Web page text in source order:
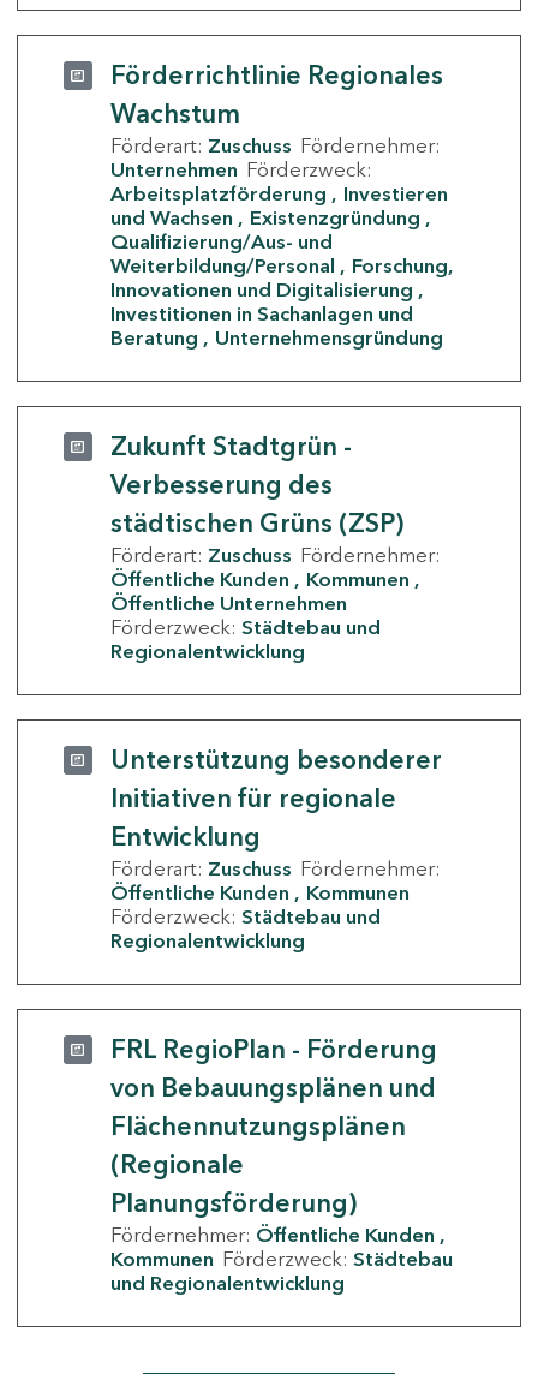
Förderrichtlinie Regionales
Wachstum
Förderart: Zuschuss Fördernehmer:
Unternehmen Förderzweck:
Arbeitsplatzförderung
Investieren
und Wachsen
Existenzgründung
Qualifizierung/Aus- und
Weiterbildung/Personal
Forschung,
Innovationen und Digitalisierung
Investitionen in Sachanlagen und
Beratung
Unternehmensgründung
Zukunft Stadtgrün -
Verbesserung des
städtischen Grüns (ZSP)
Förderart: Zuschuss Fördernehmer:
Öffentliche Kunden
Kommunen
Öffentliche Unternehmen
Förderzweck: Städtebau und
Regionalentwicklung
Unterstützung besonderer
Initiativen für regionale
Entwicklung
Förderart: Zuschuss Fördernehmer:
Öffentliche Kunden
Kommunen
Förderzweck: Städtebau und
Regionalentwicklung
FRL RegioPlan - Förderung
von Bebauungsplänen und
Flächennutzungsplänen
(Regionale
Planungsförderung)
Fördernehmer: Öffentliche Kunden
Kommunen Förderzweck: Städtebau
und Regionalentwicklung